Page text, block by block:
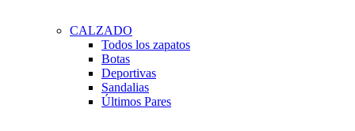
CALZADO
Todos los zapatos
Botas
Deportivas
Sandalias
Últimos Pares